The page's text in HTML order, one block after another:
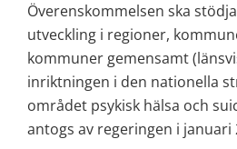
Överenskommelsen ska
utveckling i regioner,
kommuner gemensamt
inriktningen i den nationella
området psykisk hälsa och
antogs av regeringen i januari